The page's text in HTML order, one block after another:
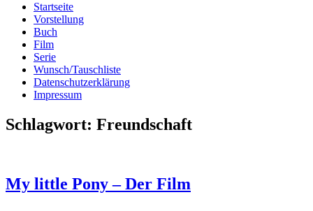
Startseite
Vorstellung
Buch
Film
Serie
Wunsch/Tauschliste
Datenschutzerklärung
Impressum
Schlagwort: Freundschaft
My little Pony – Der Film